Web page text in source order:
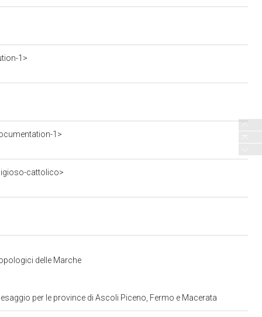
1>
1>
cattolico>
delle Marche
per le province di Ascoli Piceno, Fermo e Macerata